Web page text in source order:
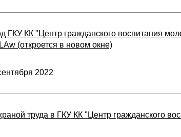
ГКУ КК "Центр гражданского воспитания
(откроется в новом окне)
2022
труда в ГКУ КК "Центр гражданского